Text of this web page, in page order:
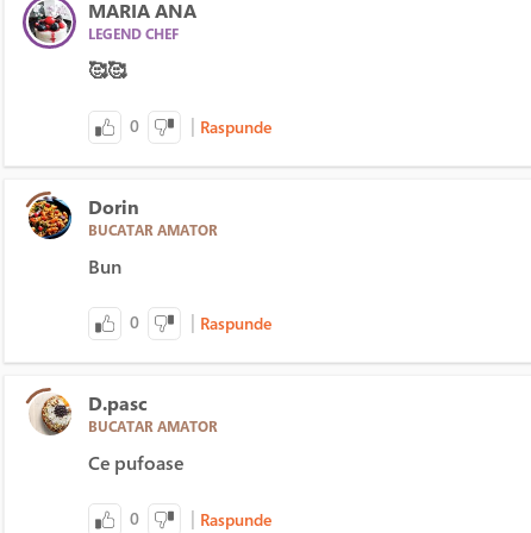
MARIA ANA
LEGEND CHEF
🥰🥰
0 | Raspunde
Dorin
BUCATAR AMATOR
Bun
0 | Raspunde
D.pasc
BUCATAR AMATOR
Ce pufoase
0 | Raspunde